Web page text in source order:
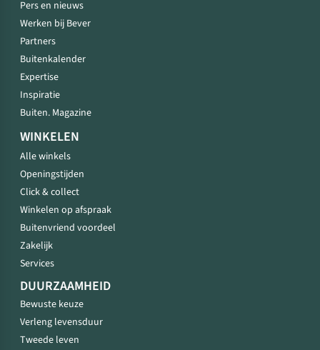
Pers en nieuws
Werken bij Bever
Partners
Buitenkalender
Expertise
Inspiratie
Buiten. Magazine
WINKELEN
Alle winkels
Openingstijden
Click & collect
Winkelen op afspraak
Buitenvriend voordeel
Zakelijk
Services
DUURZAAMHEID
Bewuste keuze
Verleng levensduur
Tweede leven